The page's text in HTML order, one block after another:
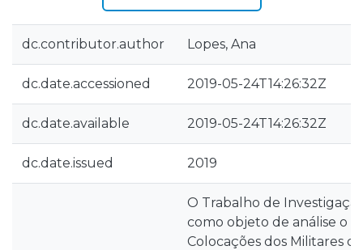
dc.contributor.author Lopes, Ana
dc.date.accessioned 2019-05-24T14:26:32Z
dc.date.available 2019-05-24T14:26:32Z
dc.date.issued 2019
O Trabalho de
como objeto de análise o
Colocações dos Militares